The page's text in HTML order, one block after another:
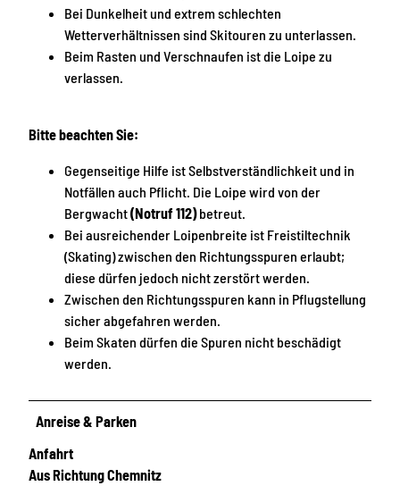
Bei Dunkelheit und extrem schlechten
Wetterverhältnissen sind Skitouren zu unterlassen.
Beim Rasten und Verschnaufen ist die Loipe zu
verlassen.
Bitte beachten Sie:
Gegenseitige Hilfe ist Selbstverständlichkeit und in
Notfällen auch Pflicht. Die Loipe wird von der
Bergwacht(Notruf 112)betreut.
Bei ausreichender Loipenbreite ist Freistiltechnik
(Skating) zwischen den Richtungsspuren erlaubt;
diese dürfen jedoch nicht zerstört werden.
Zwischen den Richtungsspuren kann in Pflugstellung
sicher abgefahren werden.
Beim Skaten dürfen die Spuren nicht beschädigt
werden.
Anreise & Parken
Anfahrt
Aus Richtung Chemnitz